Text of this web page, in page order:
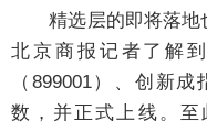
精选层的即将落地也
北京商报记者了解
（899001）、创新
数，并正式上线。至